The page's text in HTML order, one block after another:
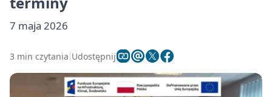
7 maja 2026
3 min czytania Udostępnij